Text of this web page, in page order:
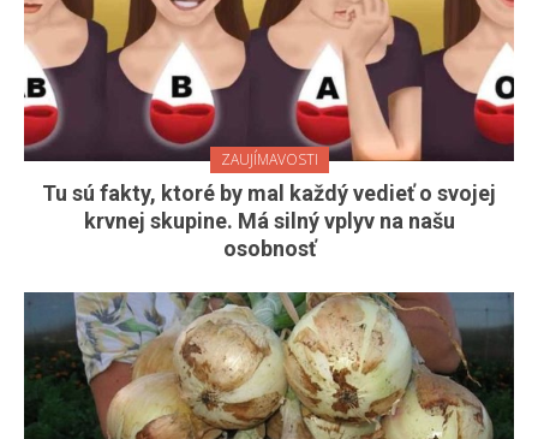
ZAUJÍMAVOSTI
Tu sú fakty, ktoré by mal každý vedieť o svojej
krvnej skupine. Má silný vplyv na našu
osobnosť